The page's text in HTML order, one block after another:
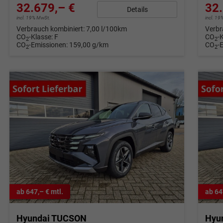
32.679,– €
incl. 19% MwSt.
Details
Verbrauch kombiniert:7,00 l/100km
CO2-Klasse: F
CO2-Emissionen: 159,00 g/km
incl.
CO2-
CO2-
ab 647,– € mtl.
Hyundai TUCSON
ab